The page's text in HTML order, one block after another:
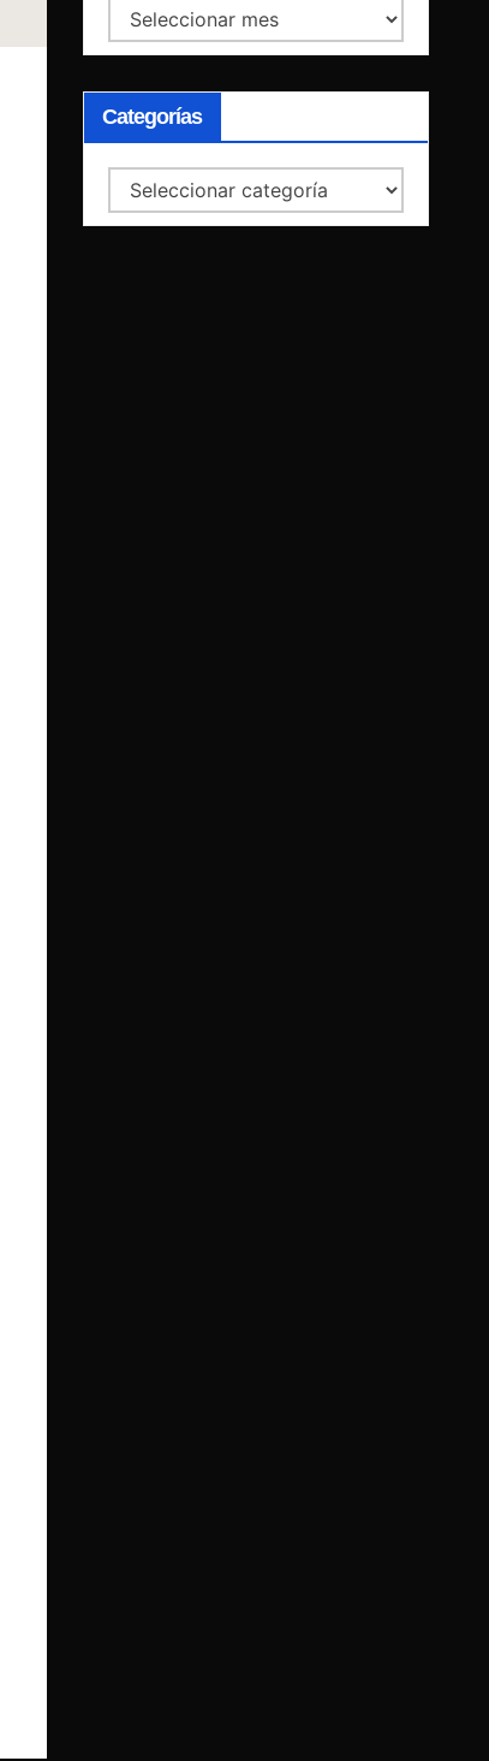
Archivos
Categorías
Categorías